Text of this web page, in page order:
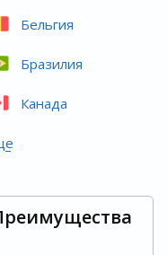
Бельгия
Бразилия
Канада